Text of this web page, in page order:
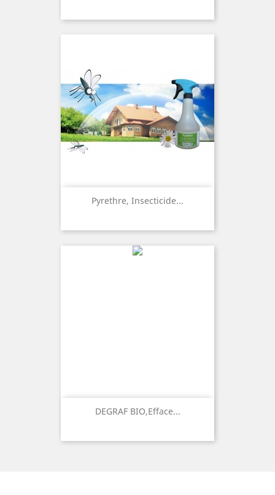
Pyrethre, Insecticide...
DEGRAF BIO,Efface...